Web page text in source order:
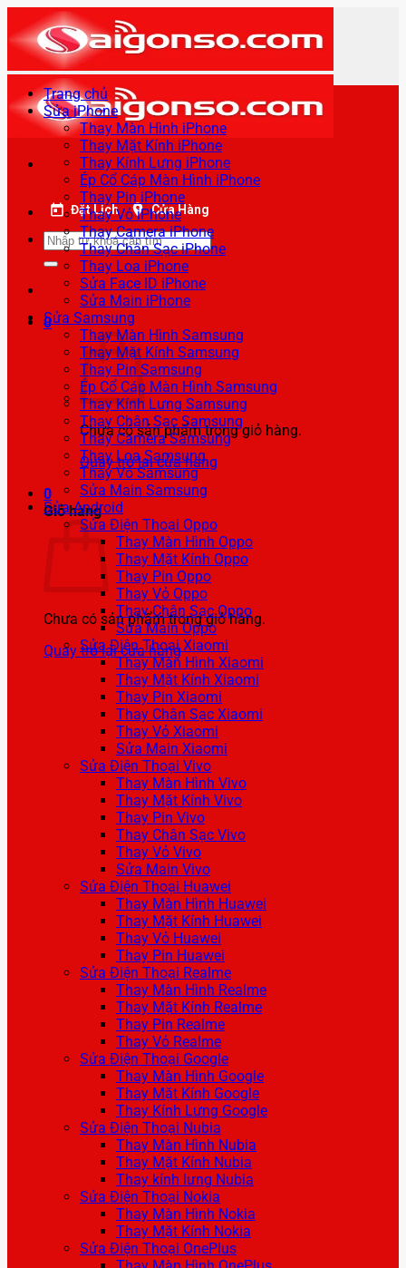
qua
nội
dung
Đặt Lịch Cửa Hàng
Tìm
kiếm:
0
Chưa có sản phẩm trong giỏ hàng.
Quay trở lại cửa hàng
0
Giỏ hàng
Chưa có sản phẩm trong giỏ hàng.
Quay trở lại cửa hàng
Trang chủ
Sửa iPhone
Thay Màn Hình iPhone
Thay Mặt Kính iPhone
Thay Kính Lưng iPhone
Ép Cổ Cáp Màn Hình iPhone
Thay Pin iPhone
Thay Vỏ iPhone
Thay Camera iPhone
Thay Chân Sạc iPhone
Thay Loa iPhone
Sửa Face ID iPhone
Sửa Main iPhone
Sửa Samsung
Thay Màn Hình Samsung
Thay Mặt Kính Samsung
Thay Pin Samsung
Ép Cổ Cáp Màn Hình Samsung
Thay Kính Lưng Samsung
Thay Chân Sạc Samsung
Thay Camera Samsung
Thay Loa Samsung
Thay Vỏ Samsung
Sửa Main Samsung
Sửa Android
Sửa Điện Thoại Oppo
Thay Màn Hình Oppo
Thay Mặt Kính Oppo
Thay Pin Oppo
Thay Vỏ Oppo
Thay Chân Sạc Oppo
Sửa Main Oppo
Sửa Điện Thoại Xiaomi
Thay Màn Hình Xiaomi
Thay Mặt Kính Xiaomi
Thay Pin Xiaomi
Thay Chân Sạc Xiaomi
Thay Vỏ Xiaomi
Sửa Main Xiaomi
Sửa Điện Thoại Vivo
Thay Màn Hình Vivo
Thay Mặt Kính Vivo
Thay Pin Vivo
Thay Chân Sạc Vivo
Thay Vỏ Vivo
Sửa Main Vivo
Sửa Điện Thoại Huawei
Thay Màn Hình Huawei
Thay Mặt Kính Huawei
Thay Vỏ Huawei
Thay Pin Huawei
Sửa Điện Thoại Realme
Thay Màn Hình Realme
Thay Mặt Kính Realme
Thay Pin Realme
Thay Vỏ Realme
Sửa Điện Thoại Google
Thay Màn Hình Google
Thay Mặt Kính Google
Thay Kính Lưng Google
Sửa Điện Thoại Nubia
Thay Màn Hình Nubia
Thay Mặt Kính Nubia
Thay kính lưng Nubia
Sửa Điện Thoại Nokia
Thay Màn Hình Nokia
Thay Mặt Kính Nokia
Sửa Điện Thoại OnePlus